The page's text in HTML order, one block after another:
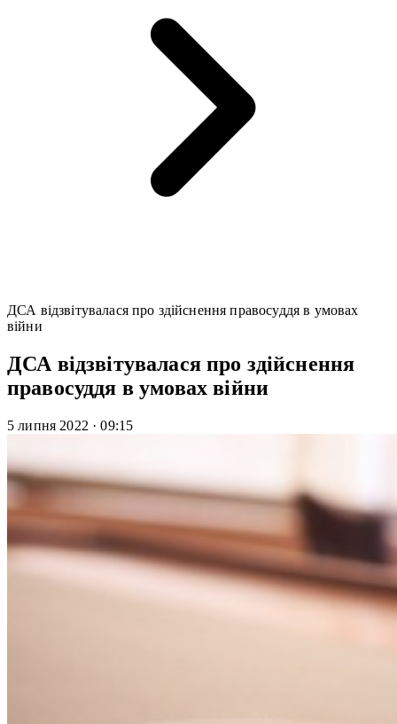
ДСА відзвітувалася про здійснення правосуддя в умовах
війни
ДСА відзвітувалася про здійснення
правосуддя в умовах війни
5 липня 2022 · 09:15